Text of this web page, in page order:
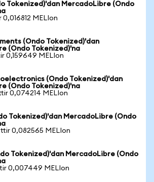
Tokenized)'dan MercadoLibre (Ondo
0,016812 MELIon
(Ondo Tokenized)'dan
(Ondo Tokenized)'na
0,159649 MELIon
(Ondo Tokenized)'dan
(Ondo Tokenized)'na
0,074214 MELIon
Tokenized)'dan MercadoLibre (Ondo
0,082565 MELIon
Tokenized)'dan MercadoLibre (Ondo
0,007449 MELIon